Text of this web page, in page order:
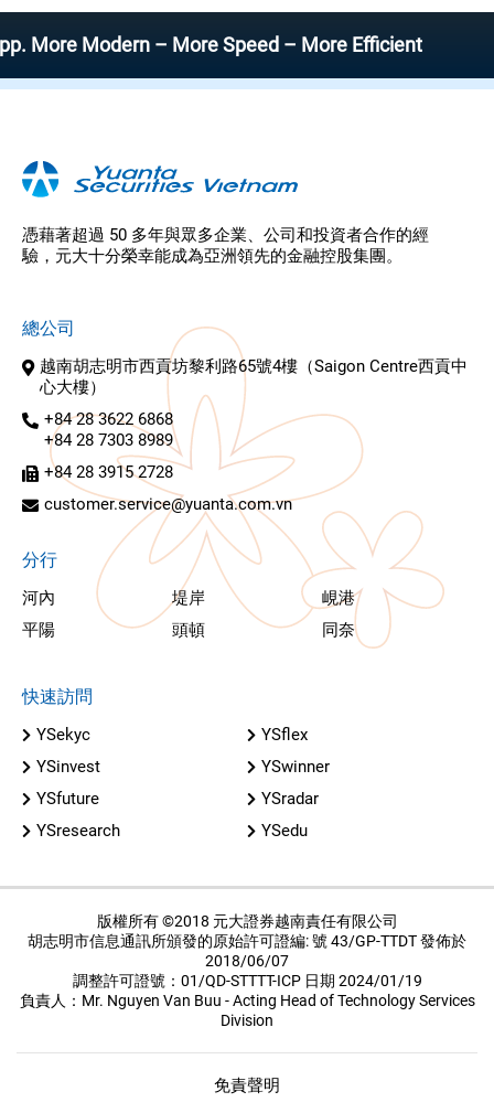
– More Speed – More Efficient
憑藉著超過 50 多年與眾多企業、公司和投資者合作的經
驗，元大十分榮幸能成為亞洲領先的金融控股集團。
總公司
越南胡志明市西貢坊黎利路65號4樓（Saigon Centre西貢中
心大樓）
+84 28 3622 6868
+84 28 7303 8989
+84 28 3915 2728
customer.service@yuanta.com.vn
分行
河內 堤岸
峴港
平陽
頭頓 同奈
快速訪問
YSekyc
YSflex
YSinvest
YSwinner
YSfuture
YSradar
YSresearch
YSedu
版權所有 ©2018 元大證券越南責任有限公司
胡志明市信息通訊所頒發的原始許可證編: 號 43/GP-TTDT 發佈於
2018/06/07
調整許可證號：01/QD-STTTT-ICP 日期 2024/01/19
負責人：Mr. Nguyen Van Buu - Acting Head of Technology Services
Division
免責聲明